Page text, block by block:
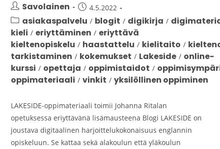
Savolainen 4.5.2022
asiakaspalvelu / blogit / digikirja /
kieli / eriyttäminen / eriyttävä
kieltenopiskelu / haastattelu / kielitaito /
tarkistaminen / kokemukset / Lakeside / online-
kurssi / opettaja / oppimistaidot /
oppimateriaali / vinkit / yksilöllinen oppiminen
LAKESIDE-oppimateriaali toimii Johanna Ritalan
opetuksessa eriyttävänä lisämausteena Blogi LAKESIDE on
joustava digitaalinen harjoittelukokonaisuus englannin
opiskeluun. Se kattaa sekä alakoulun että yläkoulun